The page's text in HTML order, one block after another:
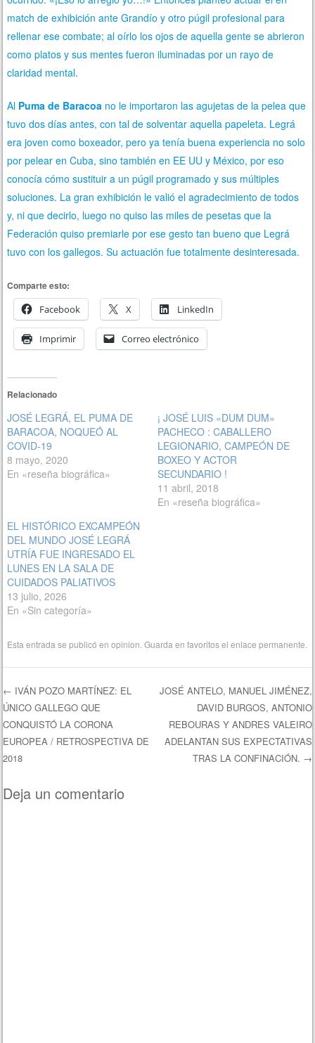
match de exhibición ante Grandío y otro púgil profesional para
rellenar ese combate; al oírlo los ojos de aquella gente se abrieron
como platos y sus mentes fueron iluminadas por un rayo de
claridad mental.
Al Puma de Baracoa no le importaron las agujetas de la pelea que
tuvo dos días antes, con tal de solventar aquella papeleta. Legrá
era joven como boxeador, pero ya tenía buena experiencia no solo
por pelear en Cuba, sino también en EE UU y México, por eso
conocía cómo sustituir a un púgil programado y sus múltiples
soluciones. La gran exhibición le valió el agradecimiento de todos
y, ni que decirlo, luego no quiso las miles de pesetas que la
Federación quiso premiarle por ese gesto tan bueno que Legrá
tuvo con los gallegos. Su actuación fue totalmente desinteresada.
Comparte esto:
Facebook
X LinkedIn
Imprimir Correo electrónico
Relacionado
JOSÉ LEGRÁ, EL PUMA DE
BARACOA, NOQUEÓ AL
COVID-19
8 mayo, 2020
En «reseña biográfica»
¡ JOSÉ LUIS «DUM DUM»
PACHECO : CABALLERO
LEGIONARIO, CAMPEÓN DE
BOXEO Y ACTOR
SECUNDARIO !
11 abril, 2018
En «reseña biográfica»
EL HISTÓRICO EXCAMPEÓN
DEL MUNDO JOSÉ LEGRÁ
UTRÍA FUE INGRESADO EL
LUNES EN LA SALA DE
CUIDADOS PALIATIVOS
13 julio, 2026
En «Sin categoría»
Esta entrada se publicó enopinion . Guarda en favoritos elenlace permanente
Navegación de entradas
← IVÁN POZO MARTÍNEZ: EL
ÚNICO GALLEGO QUE
CONQUISTÓ LA CORONA
EUROPEA / RETROSPECTIVA DE
2018
JOSÉ ANTELO, MANUEL JIMÉNEZ,
DAVID BURGOS, ANTONIO
REBOURAS Y ANDRES VALEIRO
ADELANTAN SUS EXPECTATIVAS
TRAS LA CONFINACIÓN. →
Deja un comentario